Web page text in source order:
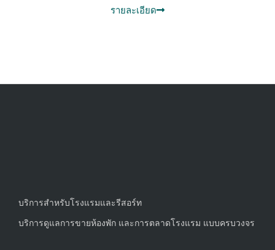
รายละเอียด
บริการสำหรับโรงแรมและรีสอร์ท
บริการดูแลการขายห้องพัก และการตลาดโรงแรม แบบครบวงจร